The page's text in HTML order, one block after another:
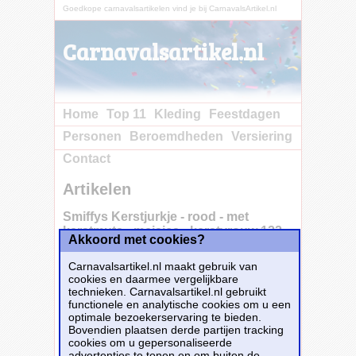
Goedkope carnavalsartikelen vind je bij CarnavalsArtikel.nl
Carnavalsartikel.nl
Home Top 11 Kleding
Feestdagen
Personen
Beroemdheden
Versiering
Contact
Artikelen
Smiffys Kerstjurkje - rood - met
kerstmuts - meisjes - kerstvrouw 122-
134 (6-8 jaar) -
Kerstman jurkje voor meisjes inclusief
kerstmuts. Laat je kleine meisje stralen als
een kerstprinses in dit schattige rode
kerstjurkje met kerstmuts. Dit kerstjurkje is
perfect voor de feestdagen en is ontworpen
Akkoord met cookies?
Carnavalsartikel.nl maakt gebruik van
cookies en daarmee vergelijkbare
technieken. Carnavalsartikel.nl gebruikt
functionele en analytische cookies om u een
optimale bezoekerservaring te bieden.
Bovendien plaatsen derde partijen tracking
cookies om u gepersonaliseerde